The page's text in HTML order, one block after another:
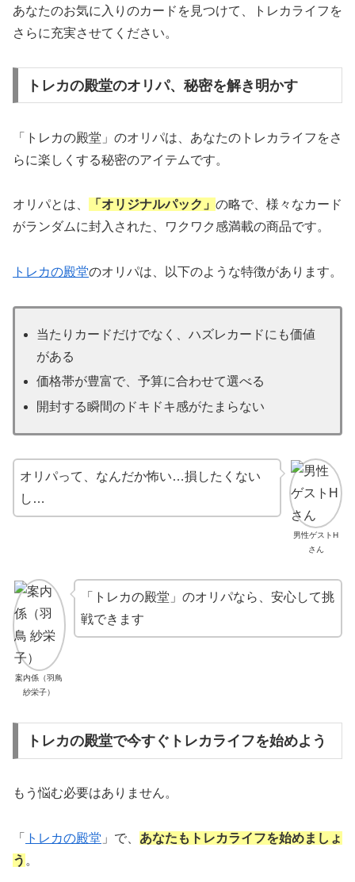
あなたのお気に入りのカードを見つけて、トレカライフを
さらに充実させてください。
トレカの殿堂のオリパ、秘密を解き明かす
「トレカの殿堂」のオリパは、あなたのトレカライフをさ
らに楽しくする秘密のアイテムです。
オリパとは、 「オリジナルパック」 の略で、様々なカード
がランダムに封入された、ワクワク感満載の商品です。
トレカの殿堂のオリパは、以下のような特徴があります。
当たりカードだけでなく、ハズレカードにも価値
がある
価格帯が豊富で、予算に合わせて選べる
開封する瞬間のドキドキ感がたまらない
男性ゲストH
さん
オリパって、なんだか怖い…損したくない
し…
案内係（羽鳥
紗栄子）
「トレカの殿堂」のオリパなら、安心して挑
戦できます
トレカの殿堂で今すぐトレカライフを始めよう
もう悩む必要はありません。
「 トレカの殿堂 」で、 あなたもトレカライフを始めましょ
う 。